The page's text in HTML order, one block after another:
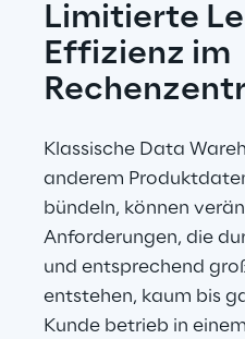
Limitierte
Effizienz im
Klassische Data
anderem
bündeln, können
Anforderungen, die
und entsprechend
entstehen, kaum bis
Kunde betrieb in